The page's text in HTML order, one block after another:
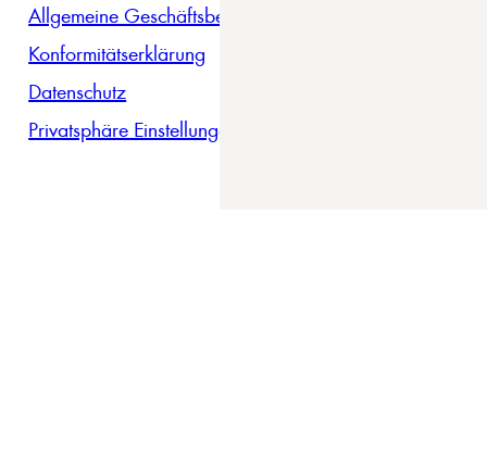
Allgemeine Geschäftsbedingungen
Konformitätserklärung
Datenschutz
Privatsphäre Einstellungen